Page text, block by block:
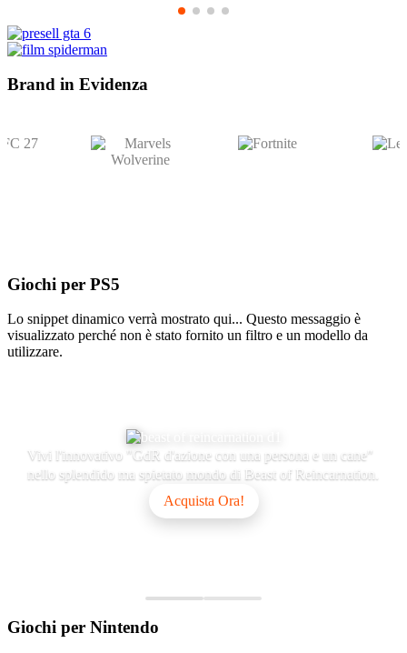
Brand in Evidenza
Giochi per PS5
Lo snippet dinamico verrà mostrato qui... Questo messaggio è
visualizzato perché non è stato fornito un filtro e un modello da
utilizzare.
Vivi l'innovativo "GdR d'azione con una persona e un cane"
nello splendido ma spietato mondo di Beast of Reincarnation.
Acquista Ora!
Giochi per Nintendo